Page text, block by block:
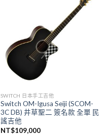
SWITCH 日本手工吉他
Switch OM-Igusa Seiji (SCOM-
3C DB) 井草聖二 簽名款 全單 民
謠吉他
NT$109,000